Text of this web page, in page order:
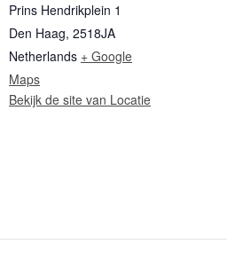
Prins Hendrikplein 1
Den Haag, 2518JA
Netherlands + Google
Maps
Bekijk de site van Locatie